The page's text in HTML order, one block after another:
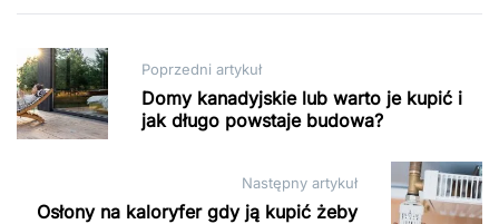
Nawigacja
wpisu
Poprzedni artykuł
Domy kanadyjskie lub warto je kupić i
jak długo powstaje budowa?
Następny artykuł
Osłony na kaloryfer gdy ją kupić żeby